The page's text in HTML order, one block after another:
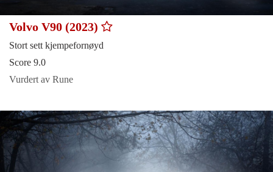
Volvo V90 (2023)
Stort sett kjempefornøyd
Score 9.0
Vurdert av Rune